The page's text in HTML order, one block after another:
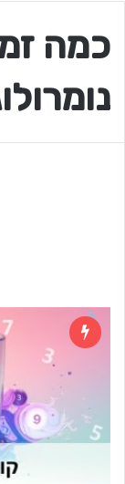
כמה